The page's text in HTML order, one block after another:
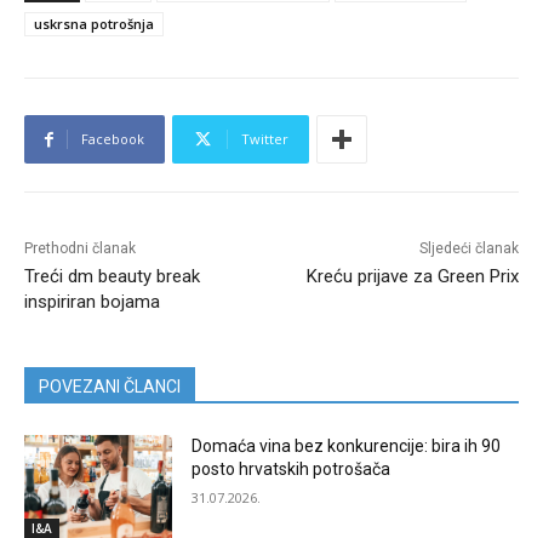
uskrsna potrošnja
Facebook Twitter
Prethodni članak
Treći dm beauty break
inspiriran bojama
Sljedeći članak
Kreću prijave za Green Prix
POVEZANI ČLANCI
I&A
Domaća vina bez konkurencije: bira ih 90
posto hrvatskih potrošača
31.07.2026.